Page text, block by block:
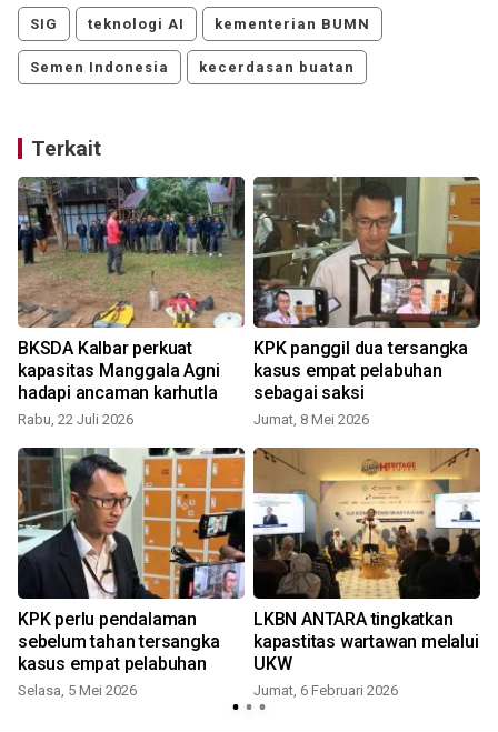
SIG teknologi AI kementerian BUMN
Semen Indonesia kecerdasan buatan
Terkait
BKSDA Kalbar perkuat
kapasitas Manggala Agni
hadapi ancaman karhutla
Rabu, 22 Juli 2026
KPK panggil dua tersangka
kasus empat pelabuhan
sebagai saksi
Jumat, 8 Mei 2026
KPK perlu pendalaman
sebelum tahan tersangka
kasus empat pelabuhan
Selasa, 5 Mei 2026
LKBN ANTARA tingkatkan
kapastitas wartawan melalui
UKW
Jumat, 6 Februari 2026